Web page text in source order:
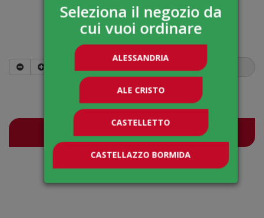
7,50
Seleziona il negozio da
cui vuoi ordinare
ALESSANDRIA
ALE CRISTO
CASTELLETTO
CASTELLAZZO BORMIDA